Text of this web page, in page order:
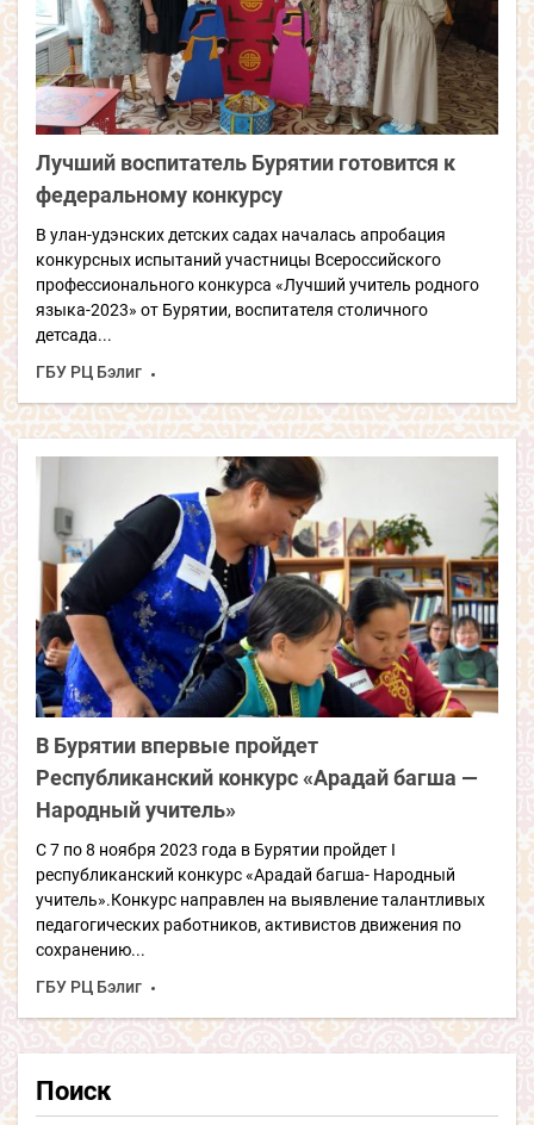
Лучший воспитатель Бурятии готовится к
федеральному конкурсу
В улан-удэнских детских садах началась апробация
конкурсных испытаний участницы Всероссийского
профессионального конкурса «Лучший учитель родного
языка-2023» от Бурятии, воспитателя столичного
детсада...
ГБУ РЦ Бэлиг
В Бурятии впервые пройдет
Республиканский конкурс «Арадай багша —
Народный учитель»
С 7 по 8 ноября 2023 года в Бурятии пройдет I
республиканский конкурс «Арадай багша- Народный
учитель».Конкурс направлен на выявление талантливых
педагогических работников, активистов движения по
сохранению...
ГБУ РЦ Бэлиг
Поиск